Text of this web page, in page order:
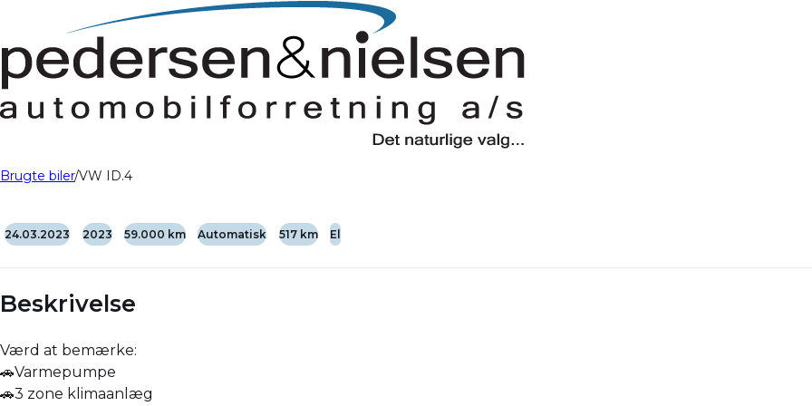
Brugte biler VW ID.4
24.03.2023 2023 59.000 km Automatisk 517 km El
Beskrivelse
Værd at bemærke:
🚗Varmepumpe
🚗3 zone klimaanlæg